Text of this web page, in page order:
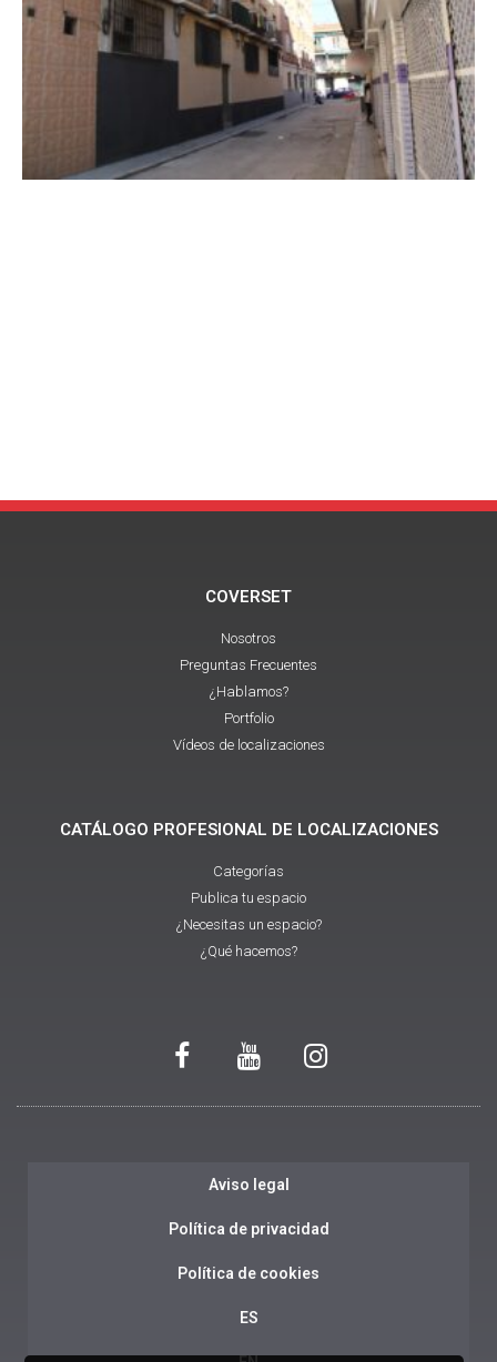
COVERSET
Nosotros
Preguntas Frecuentes
¿Hablamos?
Portfolio
Vídeos de localizaciones
CATÁLOGO PROFESIONAL DE LOCALIZACIONES
Categorías
Publica tu espacio
¿Necesitas un espacio?
¿Qué hacemos?
Aviso legal
Política de privacidad
Política de cookies
ES